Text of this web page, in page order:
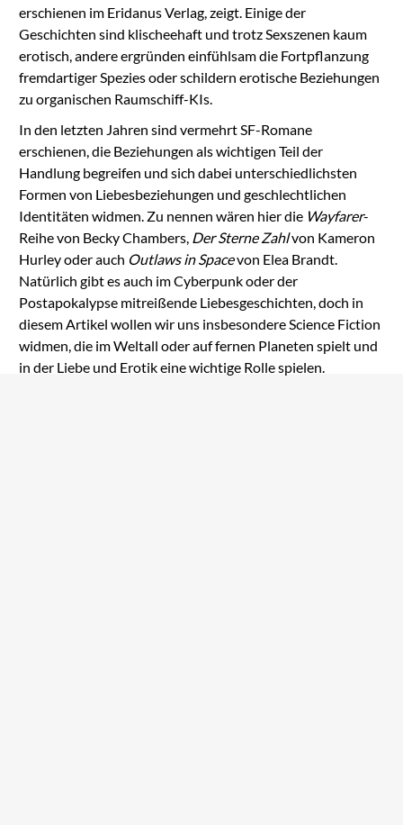
erschienen im Eridanus Verlag, zeigt. Einige der
Geschichten sind klischeehaft und trotz Sexszenen kaum
erotisch, andere ergründen einfühlsam die Fortpflanzung
fremdartiger Spezies oder schildern erotische Beziehungen
zu organischen Raumschiff-KIs.
In den letzten Jahren sind vermehrt SF-Romane
erschienen, die Beziehungen als wichtigen Teil der
Handlung begreifen und sich dabei unterschiedlichsten
Formen von Liebesbeziehungen und geschlechtlichen
Identitäten widmen. Zu nennen wären hier die Wayfarer-
Reihe von Becky Chambers, Der Sterne Zahlvon Kameron
Hurley oder auch Outlaws in Spacevon Elea Brandt.
Natürlich gibt es auch im Cyberpunk oder der
Postapokalypse mitreißende Liebesgeschichten, doch in
diesem Artikel wollen wir uns insbesondere Science Fiction
widmen, die im Weltall oder auf fernen Planeten spielt und
in der Liebe und Erotik eine wichtige Rolle spielen.